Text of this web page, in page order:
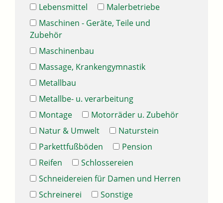
Lebensmittel
Malerbetriebe
Maschinen - Geräte, Teile und
Zubehör
Maschinenbau
Massage, Krankengymnastik
Metallbau
Metallbe- u. verarbeitung
Montage
Motorräder u. Zubehör
Natur & Umwelt
Naturstein
Parkettfußböden
Pension
Reifen
Schlossereien
Schneidereien für Damen und Herren
Schreinerei
Sonstige